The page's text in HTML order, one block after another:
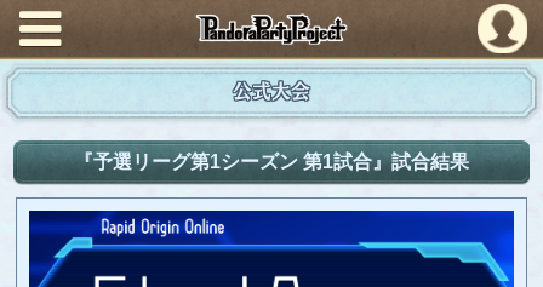
PandoraPartyProject
公式大会
『予選リーグ第1シーズン 第1試合』試合結果